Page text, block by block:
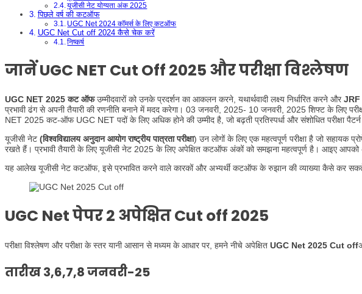
यूजीसी नेट योग्यता अंक 2025
पिछले वर्ष की कटऑफ
UGC Net 2024 कॉमर्स के लिए कटऑफ
UGC Net Cut off 2024 कैसे चेक करें
निष्कर्ष
जानेंUGC NET Cut Off 2025 और परीक्षा विश्लेषण
UGC NET 2025 कट ऑफउम्मीदवारों को उनके प्रदर्शन का आकलन करने, यथार्थवादी लक्ष्य निर्धारित करने औरJRF
प्रभावी ढंग से अपनी तैयारी की रणनीति बनाने में मदद करेगा। 03 जनवरी, 2025- 10 जनवरी, 2025 शिफ्ट के लिए
NET 2025 कट-ऑफ UGC NET पदों के लिए अधिक होने की उम्मीद है, जो बढ़ती प्रतिस्पर्धा और संशोधित परीक्षा पैटर्न
यूजीसी नेट (विश्वविद्यालय अनुदान आयोग राष्ट्रीय पात्रता परीक्षा) उन लोगों के लिए एक महत्वपूर्ण परीक्षा है जो सहायक
रखते हैं। प्रभावी तैयारी के लिए यूजीसी नेट 2025 के लिए अपेक्षित कटऑफ अंकों को समझना महत्वपूर्ण है। आइए आपको
यह आलेख यूजीसी नेट कटऑफ, इसे प्रभावित करने वाले कारकों और अभ्यर्थी कटऑफ के रुझान की व्याख्या कैसे कर
UGC Net पेपर 2 अपेक्षित Cut off 2025
परीक्षा विश्लेषण और परीक्षा के स्तर यानी आसान से मध्यम के आधार पर, हमने नीचे अपेक्षित UGC Net 2025 Cut off
तारीख3,6,7,8 जनवरी-25